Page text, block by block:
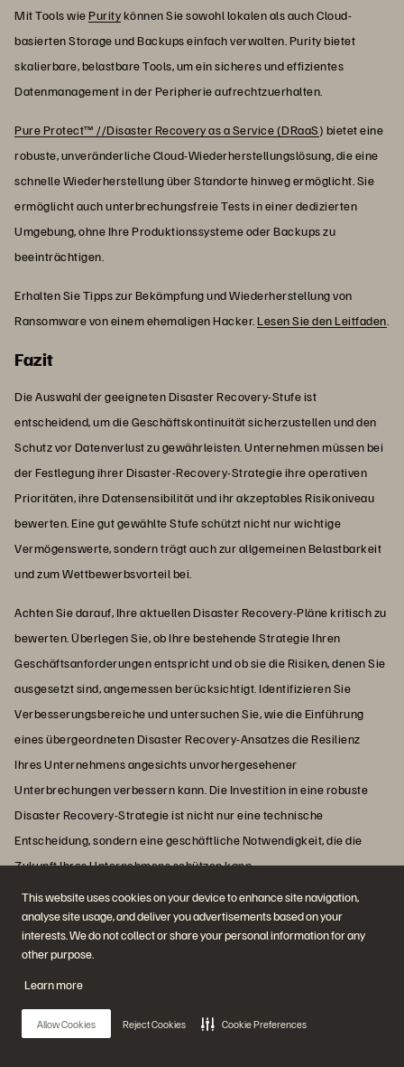
This website uses cookies on your device to enhance site navigation,
analyse site usage, and deliver you advertisements based on your
interests. We do not collect or share your personal information for any
other purpose.
Learn more
Allow Cookies Reject Cookies Cookie Preferences
Mit Tools wiePuritykönnen Sie sowohl lokalen als auch Cloud-
basierten Storage und Backups einfach verwalten. Purity bietet
skalierbare, belastbare Tools, um ein sicheres und effizientes
Datenmanagement in der Peripherie aufrechtzuerhalten.
Pure Protect™ //Disaster Recovery as a Service (DRaaS) bietet eine
robuste, unveränderliche Cloud-Wiederherstellungslösung, die eine
schnelle Wiederherstellung über Standorte hinweg ermöglicht. Sie
ermöglicht auch unterbrechungsfreie Tests in einer dedizierten
Umgebung, ohne Ihre Produktionssysteme oder Backups zu
beeinträchtigen.
Erhalten Sie Tipps zur Bekämpfung und Wiederherstellung von
Ransomware von einem ehemaligen Hacker.Lesen Sie den Leitfaden.
Fazit
Die Auswahl der geeigneten Disaster Recovery-Stufe ist
entscheidend, um die Geschäftskontinuität sicherzustellen und den
Schutz vor Datenverlust zu gewährleisten. Unternehmen müssen bei
der Festlegung ihrer Disaster-Recovery-Strategie ihre operativen
Prioritäten, ihre Datensensibilität und ihr akzeptables Risikoniveau
bewerten. Eine gut gewählte Stufe schützt nicht nur wichtige
Vermögenswerte, sondern trägt auch zur allgemeinen Belastbarkeit
und zum Wettbewerbsvorteil bei.
Achten Sie darauf, Ihre aktuellen Disaster Recovery-Pläne kritisch zu
bewerten. Überlegen Sie, ob Ihre bestehende Strategie Ihren
Geschäftsanforderungen entspricht und ob sie die Risiken, denen Sie
ausgesetzt sind, angemessen berücksichtigt. Identifizieren Sie
Verbesserungsbereiche und untersuchen Sie, wie die Einführung
eines übergeordneten Disaster Recovery-Ansatzes die Resilienz
Ihres Unternehmens angesichts unvorhergesehener
Unterbrechungen verbessern kann. Die Investition in eine robuste
Disaster Recovery-Strategie ist nicht nur eine technische
Entscheidung, sondern eine geschäftliche Notwendigkeit, die die
Zukunft Ihres Unternehmens schützen kann.
Wir empfehlen außerdem …
Alle Ressourcen anzeigen